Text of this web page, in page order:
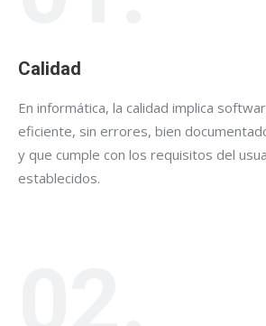
Calidad
En informática, la calidad implica
eficiente, sin errores, bien
y que cumple con los requisitos del
establecidos.